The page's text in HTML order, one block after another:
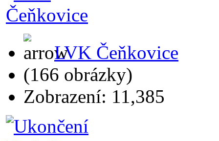
LVK Čeňkovice
(166 obrázky)
Zobrazení: 11,385